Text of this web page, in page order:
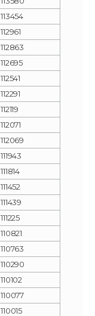
113454
112961
112863
112695
112541
112291
112119
112071
112069
111943
111814
111452
111439
111225
110821
110763
110290
110102
110077
110015